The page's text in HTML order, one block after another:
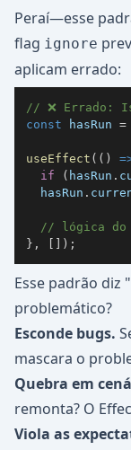
Peraí—esse
flag ignore
aplicam errado:
// ❌ Errado:
const hasRun =
useEffect ( ( )
if
( hasRun .
  hasRun
.
// lógica
} , ) ;
Esse padrão diz
problemático?
Esconde bugs.
mascara o
Quebra em
remonta? O
Viola as